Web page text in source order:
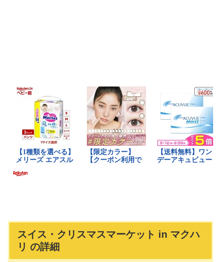
スイス・クリスマスマーケット in マクハ
リ の詳細